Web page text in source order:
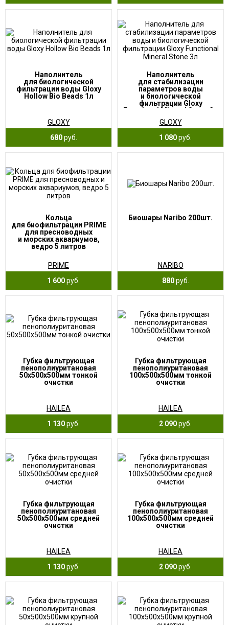
Наполнитель
для биологической
фильтрации воды Gloxy
Hollow Bio Beads 1л
GLOXY
680руб.
Наполнитель
для стабилизации
параметров воды
и биологической
фильтрации Gloxy
Functional Mineral Stone 3л
GLOXY
1 080руб.
Кольца
для биофильтрации PRIME
для пресноводных
и морских аквариумов,
ведро 5 литров
PRIME
1 600руб.
Биошары Naribo 200шт.
NARIBO
880руб.
Губка фильтрующая
пенополиуритановая
50х500х500мм тонкой
очистки
HAILEA
1 130руб.
Губка фильтрующая
пенополиуритановая
100х500х500мм тонкой
очистки
HAILEA
2 090руб.
Губка фильтрующая
пенополиуритановая
50х500х500мм средней
очистки
HAILEA
1 130руб.
Губка фильтрующая
пенополиуритановая
100х500х500мм средней
очистки
HAILEA
2 090руб.